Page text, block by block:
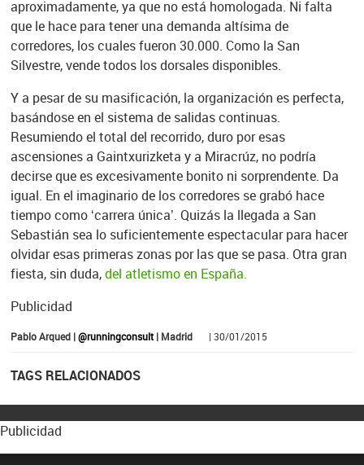
aproximadamente, ya que no está homologada. Ni falta
que le hace para tener una demanda altísima de
corredores, los cuales fueron 30.000. Como la San
Silvestre, vende todos los dorsales disponibles.
Y a pesar de su masificación, la organización es perfecta,
basándose en el sistema de salidas continuas.
Resumiendo el total del recorrido, duro por esas
ascensiones a Gaintxurizketa y a Miracrúz, no podría
decirse que es excesivamente bonito ni sorprendente. Da
igual. En el imaginario de los corredores se grabó hace
tiempo como ‘carrera única’. Quizás la llegada a San
Sebastián sea lo suficientemente espectacular para hacer
olvidar esas primeras zonas por las que se pasa. Otra gran
fiesta, sin duda,del atletismo en España.
Publicidad
Pablo Arqued |@runningconsult| Madrid | 30/01/2015
TAGS RELACIONADOS
Publicidad